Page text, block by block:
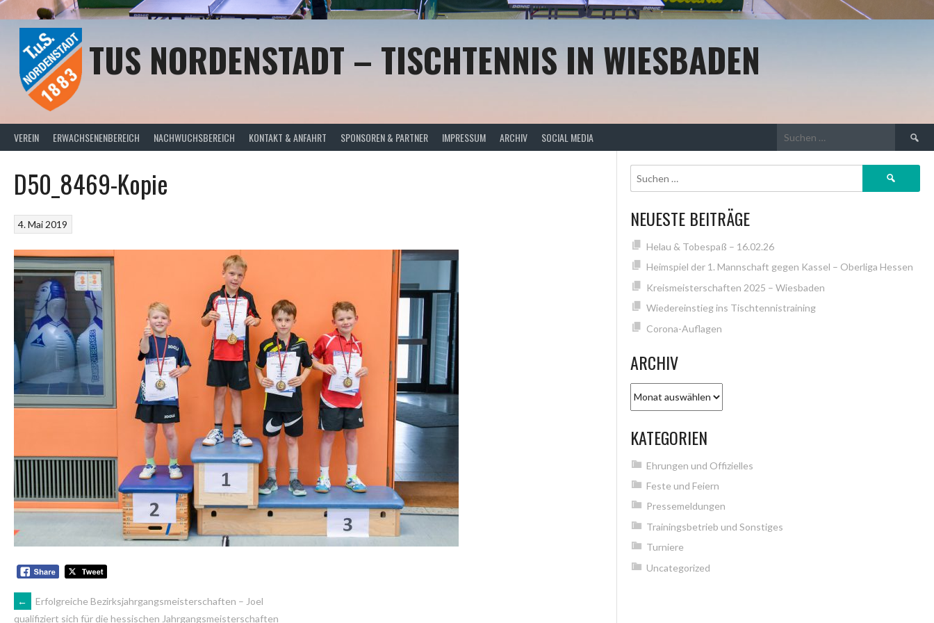
Springe
zum
TUS NORDENSTADT – TISCHTENNIS IN WIESBADEN
VEREIN ERWACHSENENBEREICH NACHWUCHSBEREICH KONTAKT & ANFAHRT SPONSOREN & PARTNER IMPRESSUM ARCHIV SOCIAL MEDIA
Suchen
nach:
D50_8469-Kopie
4. Mai 2019
ARTIKEL-
←
Erfolgreiche Bezirksjahrgangsmeisterschaften – Joel
qualifiziert sich für die hessischen Jahrgangsmeisterschaften
Suchen
NEUESTE BEITRÄGE
Helau & Tobespaß – 16.02.26
Heimspiel der 1. Mannschaft gegen Kassel – Oberliga Hessen
Kreismeisterschaften 2025 – Wiesbaden
Wiedereinstieg ins Tischtennistraining
Corona-Auflagen
ARCHIV
KATEGORIEN
Ehrungen und Offizielles
Feste und Feiern
Pressemeldungen
Trainingsbetrieb und Sonstiges
Turniere
Uncategorized